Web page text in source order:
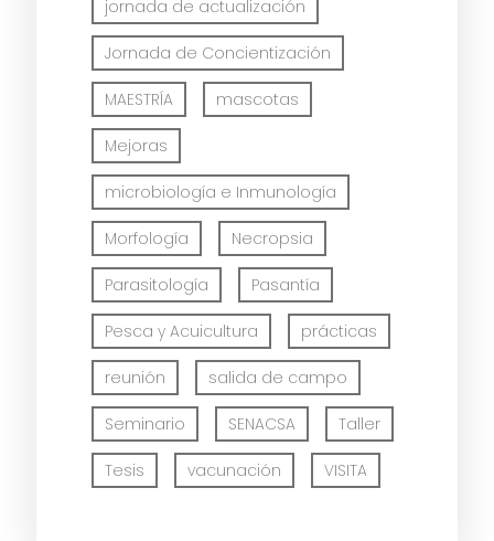
jornada de actualización
Jornada de Concientización
MAESTRÍA mascotas
Mejoras
microbiología e Inmunología
Morfología Necropsia
Parasitología Pasantía
Pesca y Acuicultura prácticas
reunión salida de campo
Seminario SENACSA Taller
Tesis vacunación VISITA